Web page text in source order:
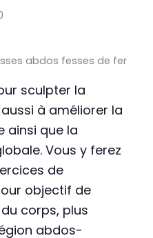
sculpter la
à améliorer la
ainsi que la
Vous y ferez
de
objectif de
corps, plus
abdos-